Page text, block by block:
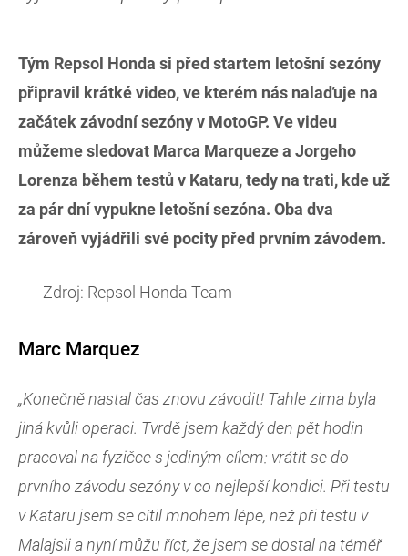
Tým Repsol Honda si před startem letošní sezóny
připravil krátké video, ve kterém nás nalaďuje na
začátek závodní sezóny v MotoGP. Ve videu
můžeme sledovat Marca Marqueze a Jorgeho
Lorenza během testů v Kataru, tedy na trati, kde už
za pár dní vypukne letošní sezóna. Oba dva
zároveň vyjádřili své pocity před prvním závodem.
Zdroj: Repsol Honda Team
Marc Marquez
„Konečně nastal čas znovu závodit! Tahle zima byla
jiná kvůli operaci. Tvrdě jsem každý den pět hodin
pracoval na fyzičce s jediným cílem: vrátit se do
prvního závodu sezóny v co nejlepší kondici. Při testu
v Kataru jsem se cítil mnohem lépe, než při testu v
Malajsii a nyní můžu říct, že jsem se dostal na téměř